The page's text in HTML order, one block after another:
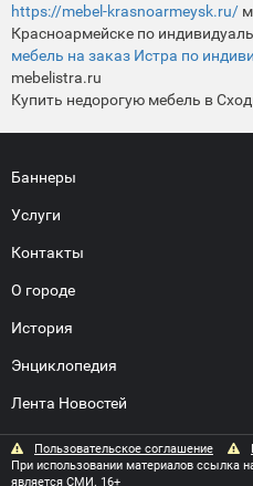
https://mebel-krasnoarmeysk.ru/
Красноармейске по
мебель на заказ Истра по
mebelistra.ru
Купить недорогую мебель в
Баннеры
Услуги
Контакты
О городе
История
Энциклопедия
Лента Новостей
Пользовательское соглашение
При использовании материалов ссылка
является СМИ. 16+